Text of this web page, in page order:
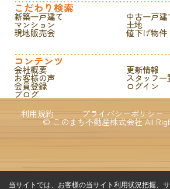
こだわり検索
新築一戸建て 中古一戸建
マンション 土地
現地販売会 値下げ物件
コンテンツ
会社概要 更新情報
お客様の声 スタッフ一
会員登録 ログイン
ブログ
利用規約
プライバシーポリシー
© このまち不動産株式会社 All
当サイトでは、お客様の当サイト利用状況把握、